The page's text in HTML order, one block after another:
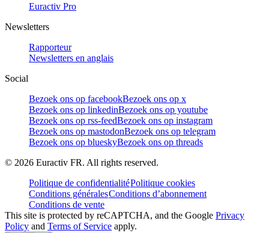
Euractiv Pro
Newsletters
Rapporteur
Newsletters en anglais
Social
Bezoek ons op facebookBezoek ons op x
Bezoek ons op linkedinBezoek ons op youtube
Bezoek ons op rss-feedBezoek ons op instagram
Bezoek ons op mastodonBezoek ons op telegram
Bezoek ons op blueskyBezoek ons op threads
© 2026 Euractiv FR. All rights reserved.
Politique de confidentialitéPolitique cookies
Conditions généralesConditions d’abonnement
Conditions de vente
This site is protected by reCAPTCHA, and the Google Privacy
Policy and Terms of Service apply.